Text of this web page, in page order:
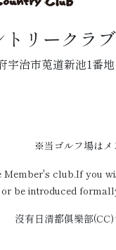
リークラブ
宇治市莵道新池1番地
※当ゴルフ場はメ
club.If you
be introduced
沒有日清都俱樂部